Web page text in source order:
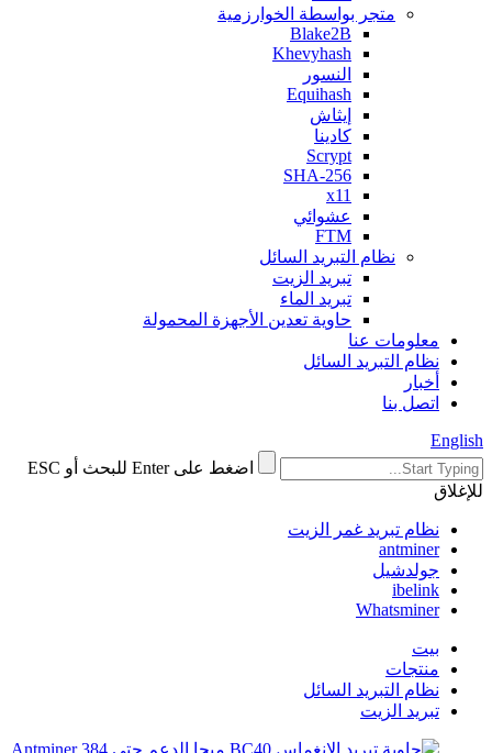
متجر بواسطة الخوارزمية
Blake2B
Khevyhash
النسور
Equihash
إيثاش
كادينا
Scrypt
SHA-256
x11
عشوائي
FTM
نظام التبريد السائل
تبريد الزيت
تبريد الماء
حاوية تعدين الأجهزة المحمولة
معلومات عنا
نظام التبريد السائل
أخبار
اتصل بنا
English
اضغط على Enter للبحث أو ESC
للإغلاق
نظام تبريد غمر الزيت
antminer
جولدشيل
ibelink
Whatsminer
بيت
منتجات
نظام التبريد السائل
تبريد الزيت